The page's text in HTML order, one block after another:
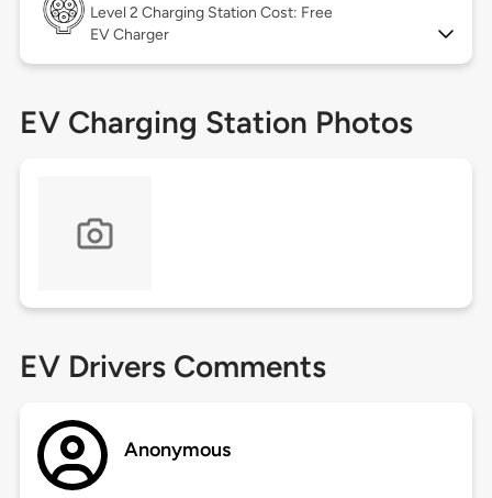
Level 2 Charging Station Cost: Free
EV Charger
EV Charging Station Photos
EV Drivers Comments
Anonymous